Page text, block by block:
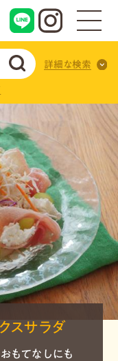
詳細な検索
スサラダ
もてなしにも